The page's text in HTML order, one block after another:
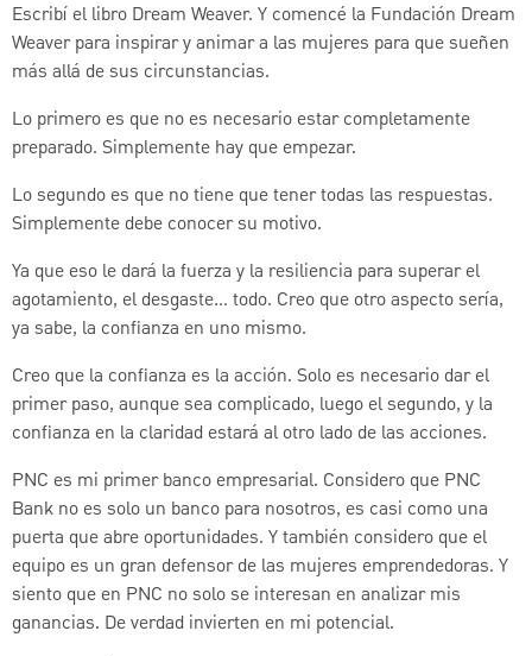
Escribí el libro Dream Weaver. Y comencé la Fundación Dream
Weaver para inspirar y animar a las mujeres para que sueñen
más allá de sus circunstancias.
Lo primero es que no es necesario estar completamente
preparado. Simplemente hay que empezar.
Lo segundo es que no tiene que tener todas las respuestas.
Simplemente debe conocer su motivo.
Ya que eso le dará la fuerza y la resiliencia para superar el
agotamiento, el desgaste… todo. Creo que otro aspecto sería,
ya sabe, la confianza en uno mismo.
Creo que la confianza es la acción. Solo es necesario dar el
primer paso, aunque sea complicado, luego el segundo, y la
confianza en la claridad estará al otro lado de las acciones.
PNC es mi primer banco empresarial. Considero que PNC
Bank no es solo un banco para nosotros, es casi como una
puerta que abre oportunidades. Y también considero que el
equipo es un gran defensor de las mujeres emprendedoras. Y
siento que en PNC no solo se interesan en analizar mis
ganancias. De verdad invierten en mi potencial.